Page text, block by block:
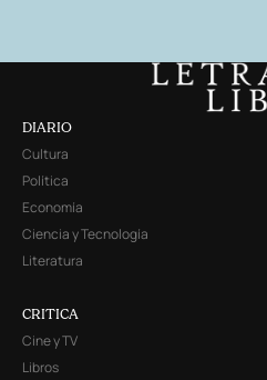
DIARIO
Cultura
Política
Economía
Ciencia y Tecnología
Literatura
CRITICA
Cine y TV
Libros